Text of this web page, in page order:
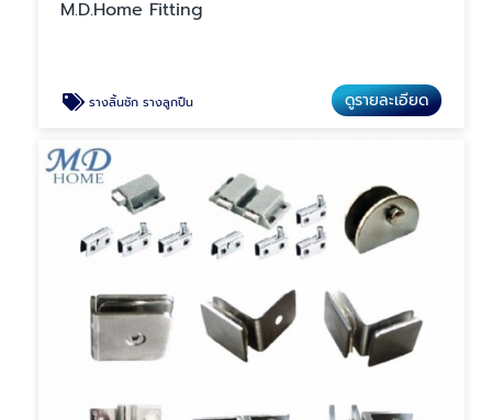
M.D.Home Fitting
รางลิ้นชัก รางลูกปืน ดูรายละเอียด